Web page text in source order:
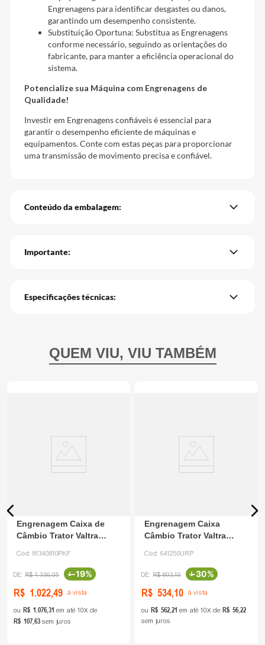
Engrenagens para identificar desgastes ou danos,
garantindo um desempenho consistente.
Substituição Oportuna: Substitua as Engrenagens
conforme necessário, seguindo as orientações do
fabricante, para manter a eficiência operacional do
sistema.
Potencialize sua Máquina com Engrenagens de
Qualidade!
Investir em Engrenagens confiáveis é essencial para
garantir o desempenho eficiente de máquinas e
equipamentos. Conte com estas peças para proporcionar
uma transmissão de movimento precisa e confiável.
Conteúdo da embalagem:
Importante:
Especificações técnicas:
Engrenagem Caixa de
Câmbio Trator Valtra
Cód: 81340810PKF
R$ 1.336,05 -19%
R$ 1.022,49 à vista
ou R$ 1 07631 em até 10 de
R$ 10763 sem juros
Engrenagem Caixa
Câmbio Trator Valtra
Cód: 641250URP
R$ 803,16 -30%
R$ 534,10 à vista
ou R$ 56221 em até 10 de R$ 5622
sem juros